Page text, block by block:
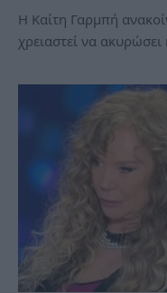
Η Καίτη Γαρμπή
χρειαστεί να